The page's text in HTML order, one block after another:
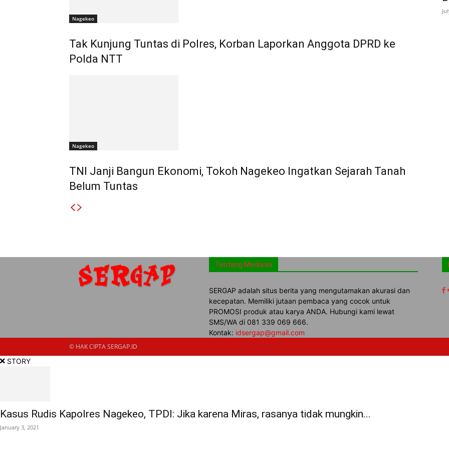
Nagekeo
Tak Kunjung Tuntas di Polres, Korban Laporkan Anggota DPRD ke
Polda NTT
Nagekeo
TNI Janji Bangun Ekonomi, Tokoh Nagekeo Ingatkan Sejarah Tanah
Belum Tuntas
Tentang Media Ini
SERGAP adalah situs berita yang mengutamakan akurasi dan
kecepatan. Memiliki jutaan pembaca yang cocok untuk
PROMOSI produk atau karya ANDA. Hubungi kami lewat
SMS/WA di 081 339 069 666.
Kontak: idsergap@gmail.com
© HAK CIPTA SERGAP.ID
STORY
Kasus Rudis Kapolres Nagekeo, TPDI: Jika karena Miras, rasanya tidak mungkin...
January 3, 2021